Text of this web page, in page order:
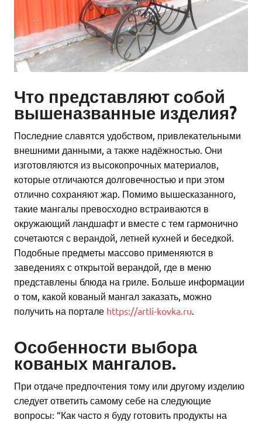
Что представляют собой
вышеназванные изделия?
Последние славятся удобством, привлекательными
внешними данными, а также надёжностью. Они
изготовляются из высокопрочных материалов,
которые отличаются долговечностью и при этом
отлично сохраняют жар. Помимо вышесказанного,
такие мангалы превосходно встраиваются в
окружающий ландшафт и вместе с тем гармонично
сочетаются с верандой, летней кухней и беседкой.
Подобные предметы массово применяются в
заведениях с открытой верандой, где в меню
представлены блюда на гриле. Больше информации
о том, какой кованый мангал заказать, можно
получить на портале https://artli-kovka.ru.
Особенности выбора
кованых мангалов.
При отдаче предпочтения тому или другому изделию
следует ответить самому себе на следующие
вопросы: “Как часто я буду готовить продукты на